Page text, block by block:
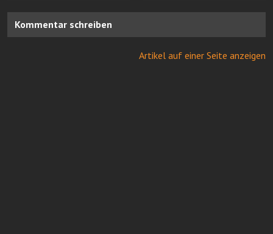
Kommentar schreiben
Artikel auf einer Seite anzeigen